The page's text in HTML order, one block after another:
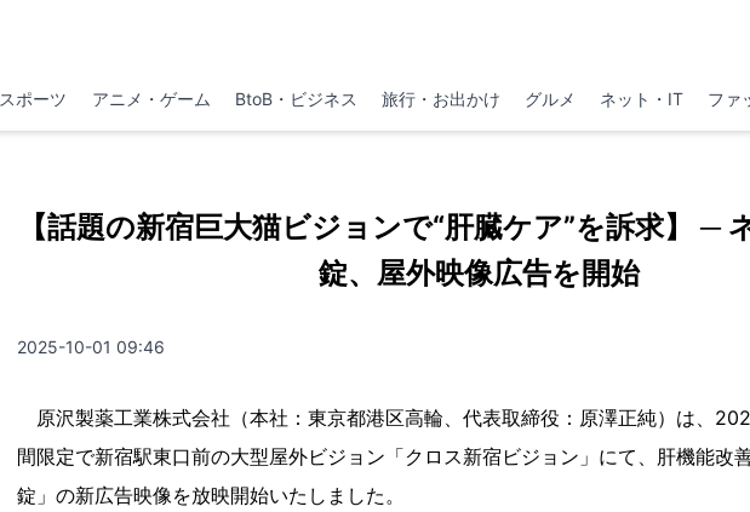
スポーツ アニメ・ゲーム BtoB・ビジネス 旅行・お出かけ グルメ ネット・IT ファ
【話題の新宿巨大猫ビジョンで“肝臓ケア”を訴求】 ─
錠、屋外映像広告を開始
2025-10-01 09:46
原沢製薬工業株式会社（本社：東京都港区高輪、代表取締役：原澤正純）は、
間限定で新宿駅東口前の大型屋外ビジョン「クロス新宿ビジョン」にて、肝機能改
錠」の新広告映像を放映開始いたしました。